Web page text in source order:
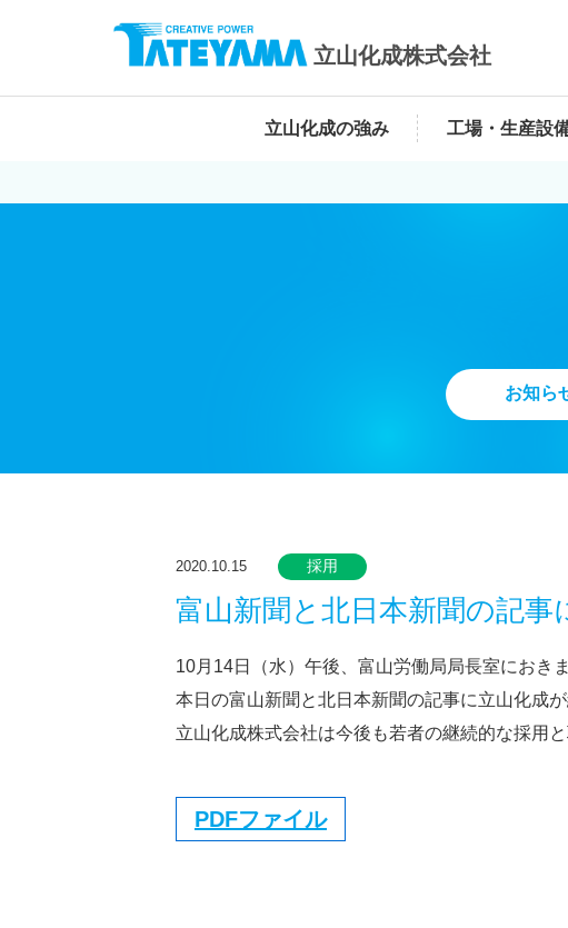
立山化成株式会社
立山化成の強み 工場・生産設
お知ら
2020.10.15 採用
富山新聞と北日本新聞の記
10月14日（水）午後、富山労働局局長室におき
本日の富山新聞と北日本新聞の記事に立山化成が
立山化成株式会社は今後も若者の継続的な採用
PDFファイル